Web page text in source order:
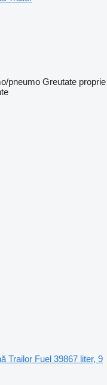
pneumo Greutate proprie
Trailor Fuel 39867 liter, 9